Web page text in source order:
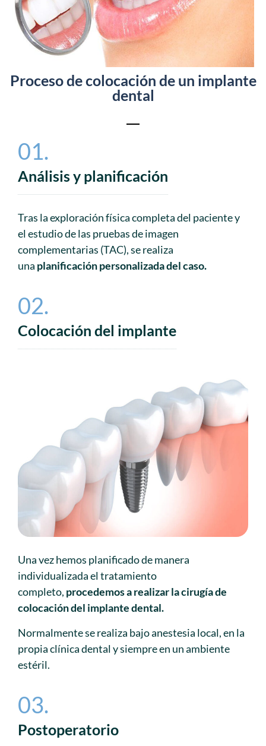
Proceso de colocación de un implante
dental
01.
Análisis y planificación
Tras la exploración física completa del paciente y
el estudio de las pruebas de imagen
complementarias (TAC), se realiza
una planificación personalizada del caso.
02.
Colocación del implante
Una vez hemos planificado de manera
individualizada el tratamiento
completo, procedemos a realizar la cirugía de
colocación del implante dental.
Normalmente se realiza bajo anestesia local, en la
propia clínica dental y siempre en un ambiente
estéril.
03.
Postoperatorio